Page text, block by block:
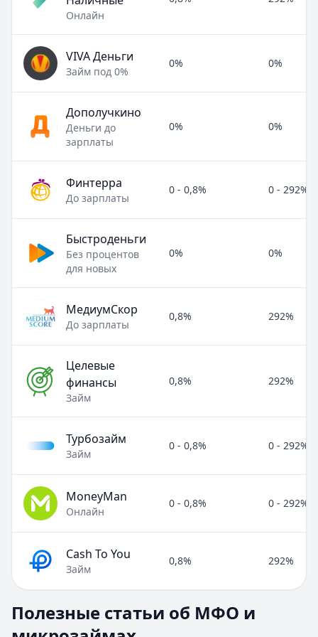
Онлайн
VIVA Деньги
Займ под 0%
0% 0%
Дополучкино
Деньги до
зарплаты
0% 0%
Финтерра
До зарплаты
0 - 0,8% 0 - 292%
Быстроденьги
Без процентов
для новых
0% 0%
МедиумСкор
До зарплаты
0,8% 292%
Целевые
финансы
Займ
0,8% 292%
Турбозайм
Займ
0 - 0,8% 0 - 292%
MoneyMan
Онлайн
0 - 0,8% 0 - 292%
Cash To You
Займ
0,8% 292%
Раздел:МФО и микрозаймы. Всего статей: 8.
Займ под расписку
Полезные статьи об МФО и